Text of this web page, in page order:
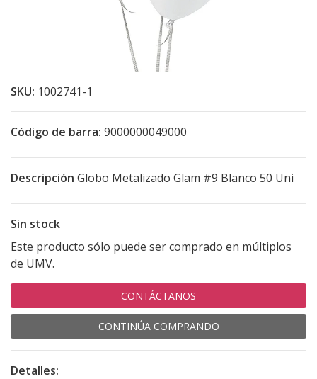
SKU: 1002741-1
Código de barra: 9000000049000
Descripción Globo Metalizado Glam #9 Blanco 50 Uni
Sin stock
Este producto sólo puede ser comprado en múltiplos
de UMV.
CONTÁCTANOS
CONTINÚA COMPRANDO
Detalles: